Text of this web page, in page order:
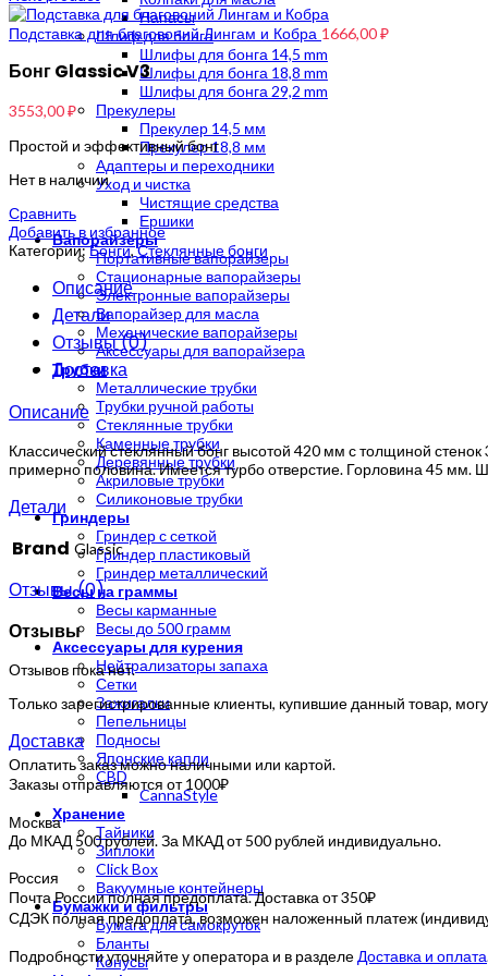
Напасы
Шлиф для бонга
Шлифы для бонга 14,5 mm
Шлифы для бонга 18,8 mm
Шлифы для бонга 29,2 mm
Прекулеры
Прекулер 14,5 мм
Прекулер 18,8 мм
Адаптеры и переходники
Уход и чистка
Чистящие средства
Ершики
Вапорайзеры
Портативные вапорайзеры
Стационарные вапорайзеры
Электронные вапорайзеры
Вапорайзер для масла
Механические вапорайзеры
Аксессуары для вапорайзера
Трубки
Металлические трубки
Трубки ручной работы
Стеклянные трубки
Каменные трубки
Деревянные трубки
Акриловые трубки
Силиконовые трубки
Гриндеры
Гриндер с сеткой
Гриндер пластиковый
Гриндер металлический
Весы на граммы
Весы карманные
Весы до 500 грамм
Аксессуары для курения
Нейтрализаторы запаха
Сетки
Зажигалки
Пепельницы
Подносы
Японские капли
CBD
CannaStyle
Хранение
Тайники
Зиплоки
Click Box
Вакуумные контейнеры
Бумажки и фильтры
Бумага для самокруток
Бланты
Конусы
Подставка для благовоний Лингам и Кобра 1666,00₽
Бонг Glassic V3
3553,00₽
Простой и эффективный бонг
Нет в наличии
Сравнить
Добавить в избранное
Категории:Бонги,Стеклянные бонги
Описание
Детали
Отзывы (0)
Доставка
Описание
Классический стеклянный бонг высотой 420 мм с толщиной
примерно половина. Имеется турбо отверстие. Горловина 45 мм.
Детали
Brand Glassic
Отзывы (0)
Отзывы
Отзывов пока нет.
Только зарегистрированные клиенты, купившие данный товар,
Доставка
Оплатить заказ можно наличными или картой.
Заказы отправляются от 1000₽
Москва
До МКАД 500 рублей. За МКАД от 500 рублей индивидуально.
Россия
Почта России полная предоплата. Доставка от 350₽
СДЭК полная предоплата, возможен наложенный платеж
Подробности уточняйте у оператора и в разделе Доставка и оплата